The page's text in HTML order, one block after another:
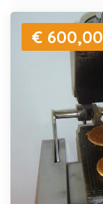
€ 600,00